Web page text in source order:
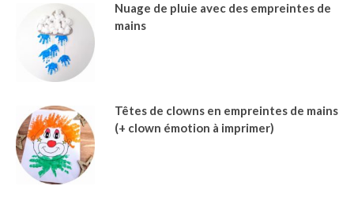
Nuage de pluie avec des empreintes de
mains
Têtes de clowns en empreintes de mains
(+ clown émotion à imprimer)